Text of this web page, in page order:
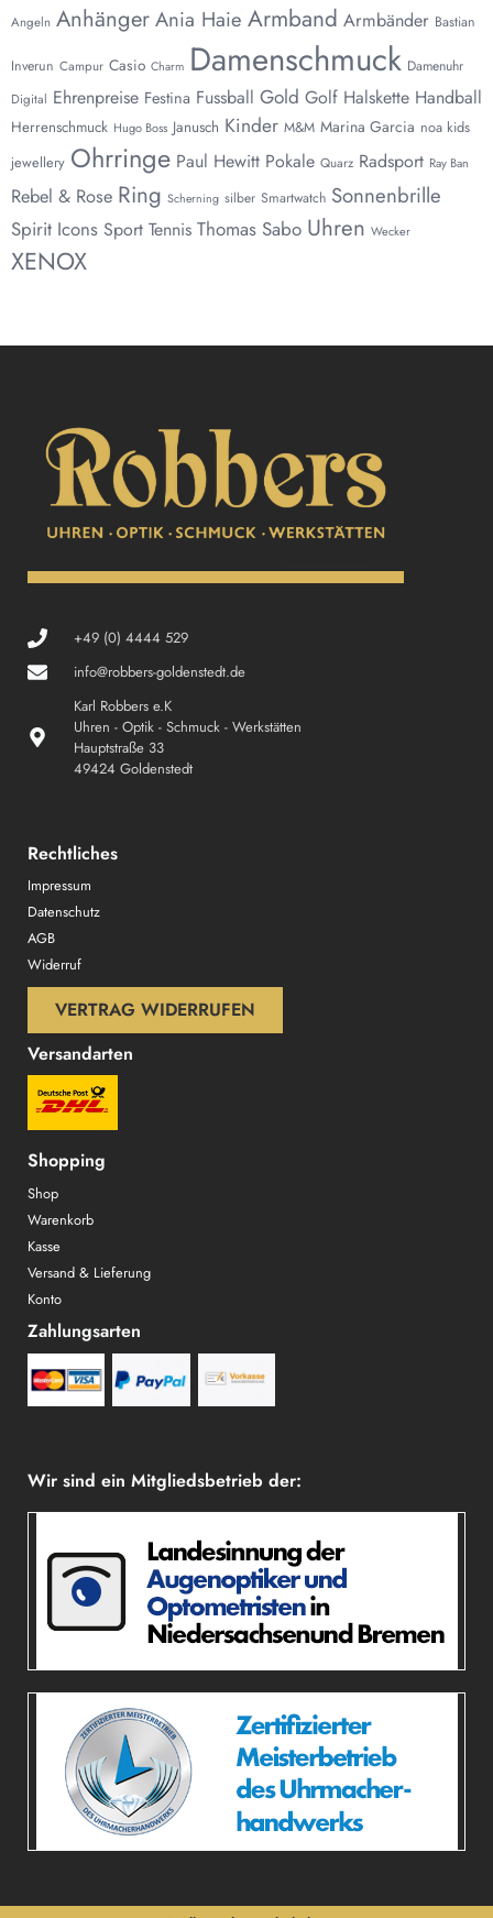
Angeln AnhängerAnia Haie Armband Armbänder Bastian
Inverun Campur Casio Charm Damenschmuck Damenuhr
Digital Ehrenpreise Festina Fussball Gold Golf Halskette Handball
Herrenschmuck Hugo Boss Janusch Kinder M&M Marina Garcia noa kids
jewellery Ohrringe Paul Hewitt Pokale Quarz Radsport Ray Ban
Rebel & Rose Ring Scherning silber Smartwatch Sonnenbrille
Spirit Icons Sport Tennis Thomas Sabo Uhren Wecker
XENOX
+49 (0) 4444 529
info@robbers-goldenstedt.de
Karl Robbers e.K
Uhren - Optik - Schmuck - Werkstätten
Hauptstraße 33
49424 Goldenstedt
Rechtliches
Impressum
Datenschutz
AGB
Widerruf
VERTRAG WIDERRUFEN
Versandarten
Shopping
Shop
Warenkorb
Kasse
Versand & Lieferung
Konto
Zahlungsarten
Wir sind ein Mitgliedsbetrieb der: